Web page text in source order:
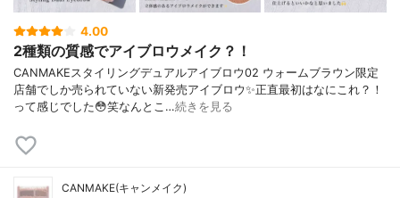
4.00
2種類の質感でアイブロウメイク？！
CANMAKEスタイリングデュアルアイブロウ02 ウォームブラウン限定
店舗でしか売られていない新発売アイブロウ✨正直最初はなにこれ？！
って感じでした😳笑なんとこ…続きを見る
CANMAKE(キャンメイク)